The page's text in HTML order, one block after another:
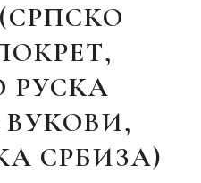
РУСКА
ВУКОВИ,
СРБИЗА)